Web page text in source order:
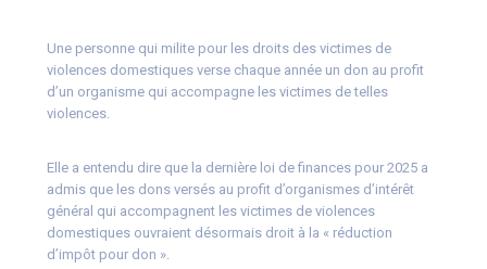
Une personne qui milite pour les droits des victimes de
violences domestiques verse chaque année un don au profit
d’un organisme qui accompagne les victimes de telles
violences.
Elle a entendu dire que la dernière loi de finances pour 2025 a
admis que les dons versés au profit d’organismes d’intérêt
général qui accompagnent les victimes de violences
domestiques ouvraient désormais droit à la « réduction
d’impôt pour don ».